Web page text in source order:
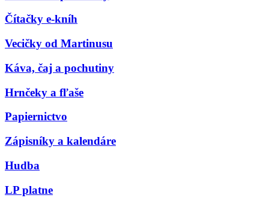
Čítačky e-kníh
Vecičky od Martinusu
Káva, čaj a pochutiny
Hrnčeky a fľaše
Papiernictvo
Zápisníky a kalendáre
Hudba
LP platne